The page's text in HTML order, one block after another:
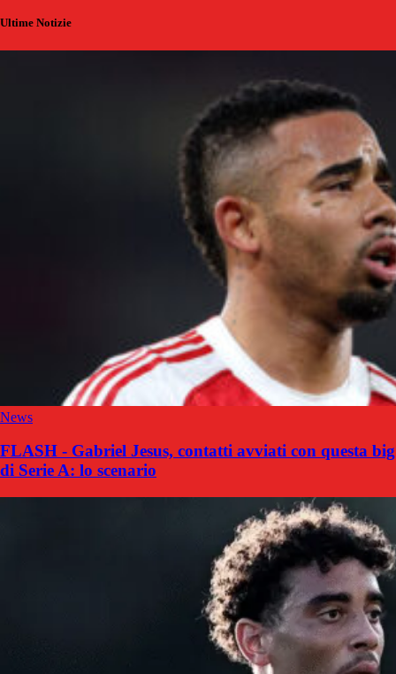
Ultime Notizie
News
FLASH - Gabriel Jesus, contatti avviati con questa big
di Serie A: lo scenario